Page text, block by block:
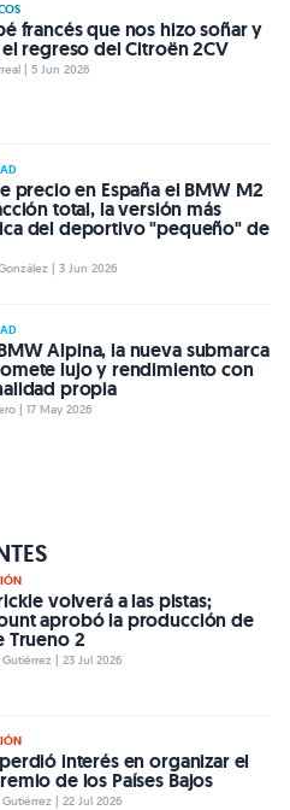
francés que nos hizo soñar y
regreso del Citroën 2CV
| 5 Jun 2026
precio en España el BMW M2
total, la versión más
del deportivo "pequeño" de
| 3 Jun 2026
Alpina, la nueva submarca
lujo y rendimiento con
propia
| 17 May 2026
volverá a las pistas;
aprobó la producción de
Trueno 2
| 23 Jul 2026
interés en organizar el
de los Países Bajos
| 22 Jul 2026